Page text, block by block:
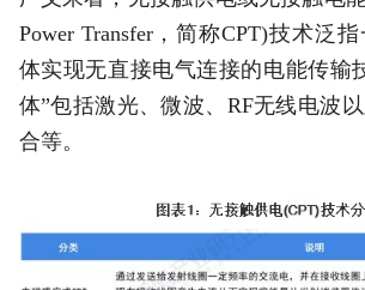
Power Transfer，简称CPT)技术泛
体实现无直接电气连接的电能传输
体”包括激光、微波、RF无线电波
合等。